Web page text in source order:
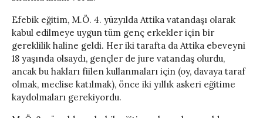
Efebik eğitim, M.Ö. 4. yüzyılda Attika vatandaşı olarak
kabul edilmeye uygun tüm genç erkekler için bir
gereklilik haline geldi. Her iki tarafta da Attika ebeveyni
18 yaşında olsaydı, gençler de jure vatandaş olurdu,
ancak bu hakları fiilen kullanmaları için (oy, davaya taraf
olmak, meclise katılmak), önce iki yıllık askeri eğitime
kaydolmaları gerekiyordu.